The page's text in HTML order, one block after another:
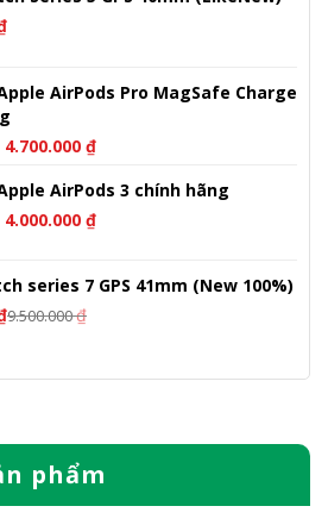
phẩm
AirPods Pro MagSafe Charge
Giá
là:
5.300.000 ₫.
4.700.000₫Giá
tại
là:
AirPods 3 chính hãng
Giá
4.500.000 ₫.
4.000.000₫Giá
là:
series 7 GPS 41mm (New 100%)
9.500.000₫